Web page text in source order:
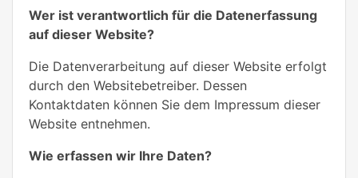
Wer ist verantwortlich für die Datenerfassung
auf dieser Website?
Die Datenverarbeitung auf dieser Website erfolgt
durch den Websitebetreiber. Dessen
Kontaktdaten können Sie dem Impressum dieser
Website entnehmen.
Wie erfassen wir Ihre Daten?